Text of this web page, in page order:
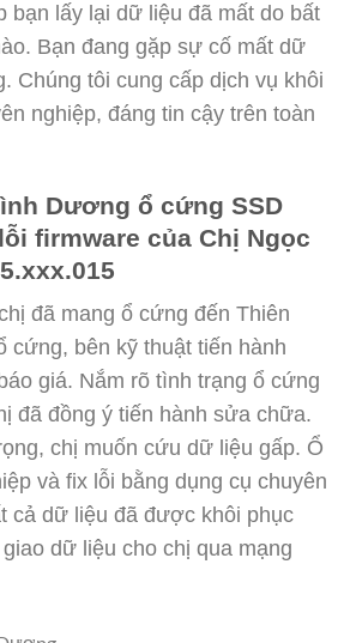
bạn lấy lại dữ liệu đã mất do bất
Bạn đang gặp sự cố mất dữ
Chúng tôi cung cấp dịch vụ khôi
nghiệp, đáng tin cậy trên toàn
Dương ổ cứng SSD
firmware của Chị Ngọc
đã mang ổ cứng đến Thiên
cứng, bên kỹ thuật tiến hành
giá. Nắm rõ tình trạng ổ cứng
đã đồng ý tiến hành sửa chữa.
chị muốn cứu dữ liệu gấp. Ổ
và fix lỗi bằng dụng cụ chuyên
cả dữ liệu đã được khôi phục
dữ liệu cho chị qua mạng